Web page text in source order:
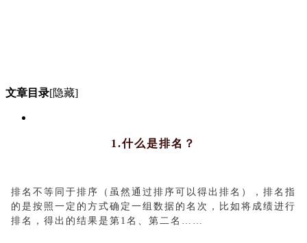
文章目录[隐藏]
1.什么是排名？
排名不等同于排序（虽然通过排序可以得出排名），排名指
的是按照一定的方式确定一组数据的名次，比如将成绩进行
排名，得出的结果是第1名、第二名……